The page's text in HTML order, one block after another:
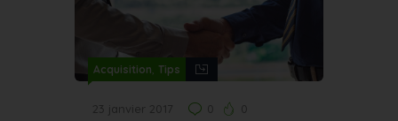
Acquisition, Tips
23 janvier 2017 0 0